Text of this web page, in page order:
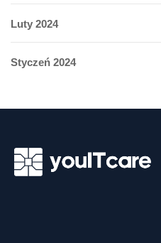
Luty 2024
Styczeń 2024